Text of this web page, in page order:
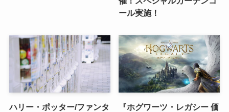
ール実施！
ハリー・ポッター/ファンタ
『ホグワーツ・レガシー 価